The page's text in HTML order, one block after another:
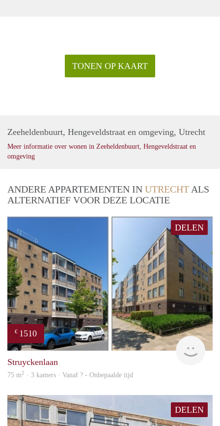
TONEN OP KAART
Zeeheldenbuurt, Hengeveldstraat en omgeving, Utrecht
Meer informatie over wonen in Zeeheldenbuurt, Hengeveldstraat en
omgeving
ANDERE APPARTEMENTEN IN UTRECHT ALS
ALTERNATIEF VOOR DEZE LOCATIE
DELEN
€ 1510
Struyckenlaan
75 m2 · 3 kamers · Vanaf ? - Onbepaalde tijd
DELEN